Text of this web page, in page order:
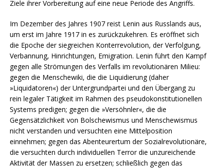
Ziele ihrer Vorbereitung auf eine neue Periode des Angriffs.
Im Dezember des Jahres 1907 reist Lenin aus Russlands aus,
um erst im Jahre 1917 in es zurückzukehren. Es eröffnet sich
die Epoche der siegreichen Konterrevolution, der Verfolgung,
Verbannung, Hinrichtungen, Emigration. Lenin führt den Kampf
gegen alle Strömungen des Verfalls im revolutionären Milieu:
gegen die Menschewiki, die die Liquidierung (daher
»Liquidatoren«) der Untergrundpartei und den Übergang zu
rein legaler Tätigkeit im Rahmen des pseudokonstitutionellen
Systems predigen; gegen die »Versöhnler«, die die
Gegensätzlichkeit von Bolschewismus und Menschewismus
nicht verstanden und versuchten eine Mittelposition
einnehmen; gegen das Abenteurertum der Sozialrevolutionäre,
die versuchten durch individuellen Terror die unzureichende
Aktivität der Massen zu ersetzen; schließlich gegen das